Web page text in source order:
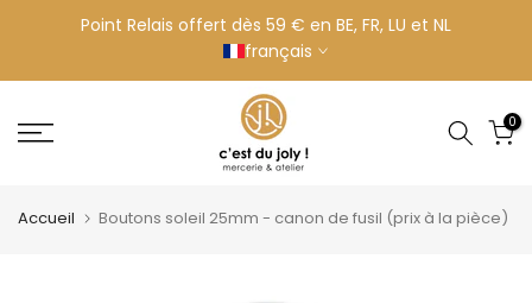
contenu
Point Relais offert dès 59 € en BE, FR, LU et NL
français
0
Accueil Boutons soleil 25mm - canon de fusil (prix à la pièce)